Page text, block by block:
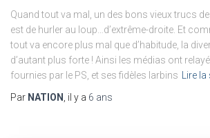
Quand tout va mal, un des bons vieux trucs
est de hurler au loup…d’extrême-droite. Et
tout va encore plus mal que d’habitude, la
d’autant plus forte ! Ainsi les médias ont
fournies par le PS, et ses fidèles larbins
Lire
Par NATION , il y a 6 ans